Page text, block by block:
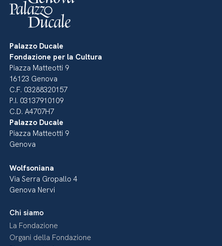
Palazzo Ducale
Fondazione per la Cultura
Piazza Matteotti 9
16123 Genova
C.F. 03288320157
P.I. 03137910109
C.D. A4707H7
Palazzo Ducale
Piazza Matteotti 9
Genova
Wolfsoniana
Via Serra Gropallo 4
Genova Nervi
Chi siamo
La Fondazione
Organi della Fondazione